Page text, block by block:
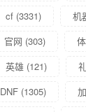
cf (3331) 机
官网 (303)
英雄 (121)
DNF (1305)